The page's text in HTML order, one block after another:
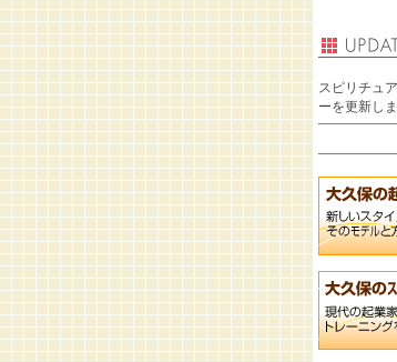
スピリチュ
ーを更新しま